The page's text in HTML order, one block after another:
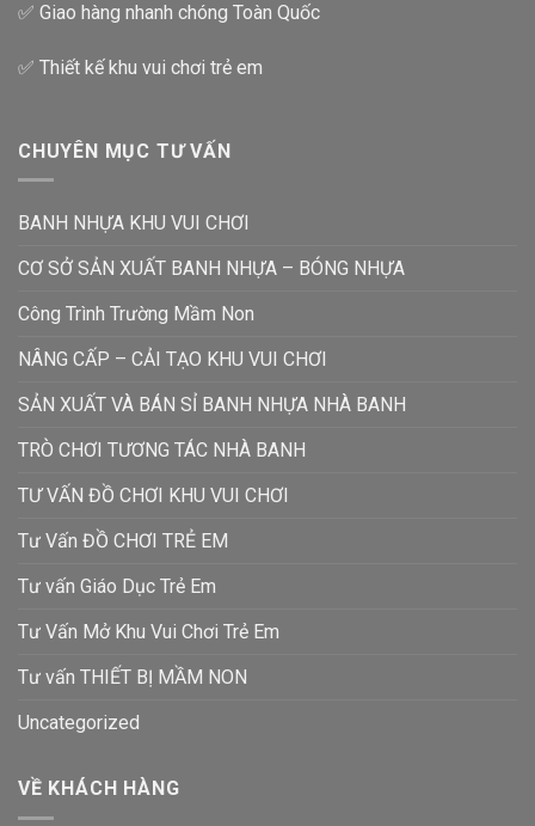
✅ Giao hàng nhanh chóng Toàn Quốc
✅ Thiết kế khu vui chơi trẻ em
CHUYÊN MỤC TƯ VẤN
BANH NHỰA KHU VUI CHƠI
CƠ SỞ SẢN XUẤT BANH NHỰA – BÓNG NHỰA
Công Trình Trường Mầm Non
NÂNG CẤP – CẢI TẠO KHU VUI CHƠI
SẢN XUẤT VÀ BÁN SỈ BANH NHỰA NHÀ BANH
TRÒ CHƠI TƯƠNG TÁC NHÀ BANH
TƯ VẤN ĐỒ CHƠI KHU VUI CHƠI
Tư Vấn ĐỒ CHƠI TRẺ EM
Tư vấn Giáo Dục Trẻ Em
Tư Vấn Mở Khu Vui Chơi Trẻ Em
Tư vấn THIẾT BỊ MẦM NON
Uncategorized
VỀ KHÁCH HÀNG